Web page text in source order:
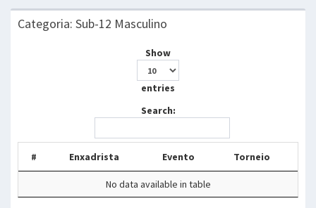
Categoria: Sub-12 Masculino
Show
entries
Search:
# Enxadrista Evento Torneio
No data available in table